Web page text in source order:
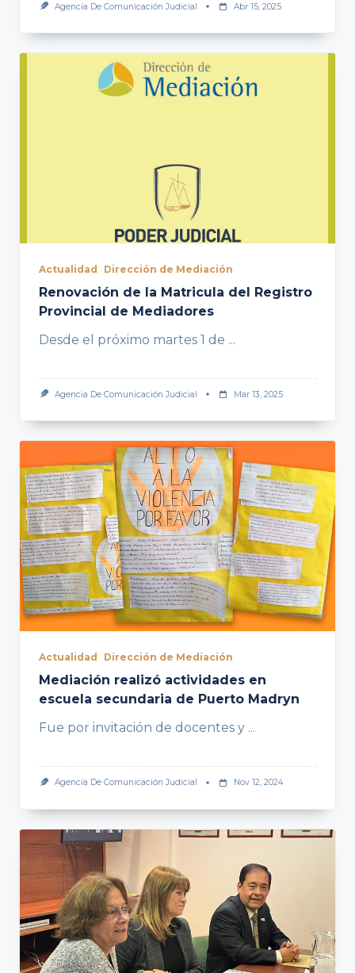
Agencia De Comunicación Judicial Abr 15, 2025
Actualidad Dirección de Mediación
Renovación de la Matricula del Registro
Provincial de Mediadores
Desde el próximo martes 1 de ...
Agencia De Comunicación Judicial Mar 13, 2025
Actualidad Dirección de Mediación
Mediación realizó actividades en
escuela secundaria de Puerto Madryn
Fue por invitación de docentes y ...
Agencia De Comunicación Judicial Nov 12, 2024